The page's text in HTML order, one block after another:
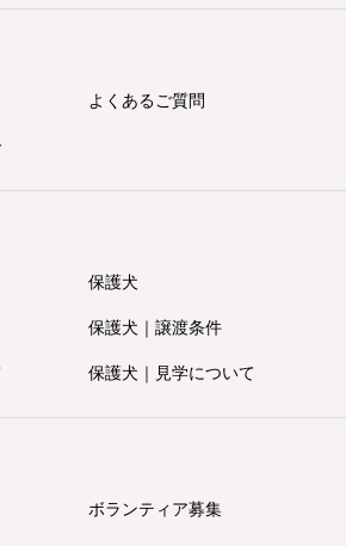
よくあるご質問
保護犬
保護犬｜譲渡条件
保護犬｜見学について
ボランティア募集